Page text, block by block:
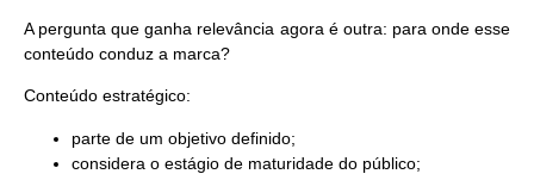
A pergunta que ganha relevância agora é outra: para onde esse
conteúdo conduz a marca?
Conteúdo estratégico:
parte de um objetivo definido;
considera o estágio de maturidade do público;